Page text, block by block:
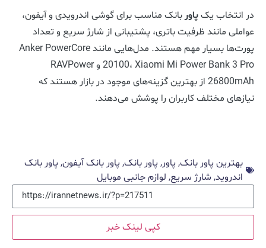
در انتخاب یکپاوربانک مناسب برای گوشی اندرویدی و آیفون،
عواملی مانند ظرفیت باتری، پشتیبانی از شارژ سریع و تعداد
پورت‌ها بسیار مهم هستند. مدل‌هایی مانند Anker PowerCore
20100، Xiaomi Mi Power Bank 3 Pro و RAVPower
26800mAh از بهترین گزینه‌های موجود در بازار هستند که
نیازهای مختلف کاربران را پوشش می‌دهند.
بهترین پاور بانک,پاور,پاور بانک,پاور بانک آیفون,پاور بانک
اندروید,شارژ سریع,لوازم جانبی موبایل
کپی لینک خبر